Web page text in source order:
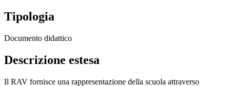
Tipologia
Documento didattico
Descrizione estesa
Il RAV fornisce una rappresentazione della scuola attraverso